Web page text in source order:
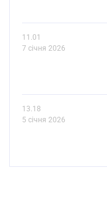
11.01
7 січня 2026
13.18
5 січня 2026